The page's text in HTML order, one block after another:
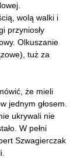
wolą walki i
przyniosły
Olkuszanie
tuż za
że mieli
jednym głosem.
ukrywali nie
W pełni
Szwagierczak